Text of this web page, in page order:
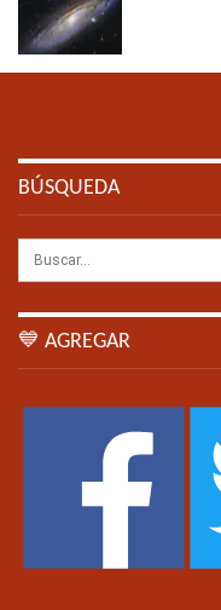
BÚSQUEDA
💙 AGREGAR